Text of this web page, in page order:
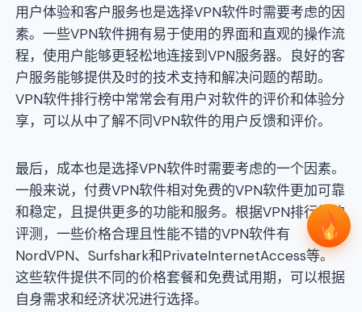
用户体验和客户服务也是选择VPN软件时需要考虑的因
素。一些VPN软件拥有易于使用的界面和直观的操作流
程，使用户能够更轻松地连接到VPN服务器。良好的客
户服务能够提供及时的技术支持和解决问题的帮助。
VPN软件排行榜中常常会有用户对软件的评价和体验分
享，可以从中了解不同VPN软件的用户反馈和评价。
最后，成本也是选择VPN软件时需要考虑的一个因素。
一般来说，付费VPN软件相对免费的VPN软件更加可靠
和稳定，且提供更多的功能和服务。根据VPN排行榜的
评测，一些价格合理且性能不错的VPN软件有
NordVPN、Surfshark和PrivateInternetAccess等。
这些软件提供不同的价格套餐和免费试用期，可以根据
自身需求和经济状况进行选择。